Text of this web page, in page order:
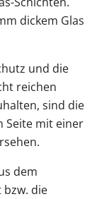
dickem Glas
und die
reichen
sind die
Seite mit einer
dem
die